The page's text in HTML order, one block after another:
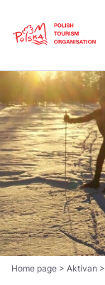
Polski
Česká
Dansk
Español
Italiano
Nederlands
Português
Home page > Aktívan >